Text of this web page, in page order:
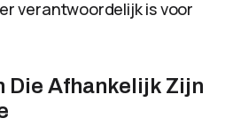
verantwoordelijk is voor
Die Afhankelijk Zijn